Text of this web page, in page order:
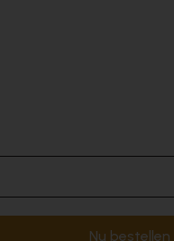
Nu bestellen